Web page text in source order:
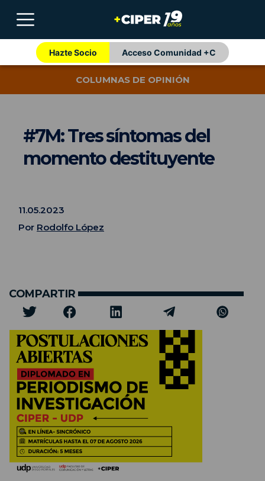
Hazte Socio Acceso Comunidad +C
COLUMNAS DE OPINIÓN
#7M: Tres síntomas del
momento destituyente
11.05.2023
Por Rodolfo López
COMPARTIR